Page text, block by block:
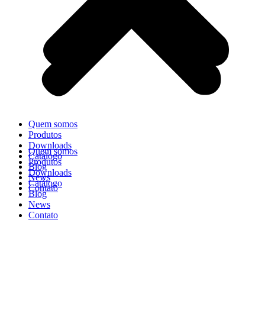
Quem somos
Produtos
Downloads
Catálogo
Blog
News
Contato
Quem somos
Produtos
Downloads
Catálogo
Blog
News
Contato